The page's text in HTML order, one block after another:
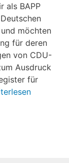
als BAPP
möchten
für deren
von CDU-
Ausdruck
für